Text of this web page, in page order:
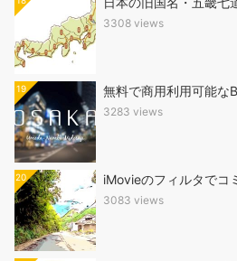
3308 views
19 無料で商用利用可能な
3283 views
20 iMovieのフィルタでコ
3083 views